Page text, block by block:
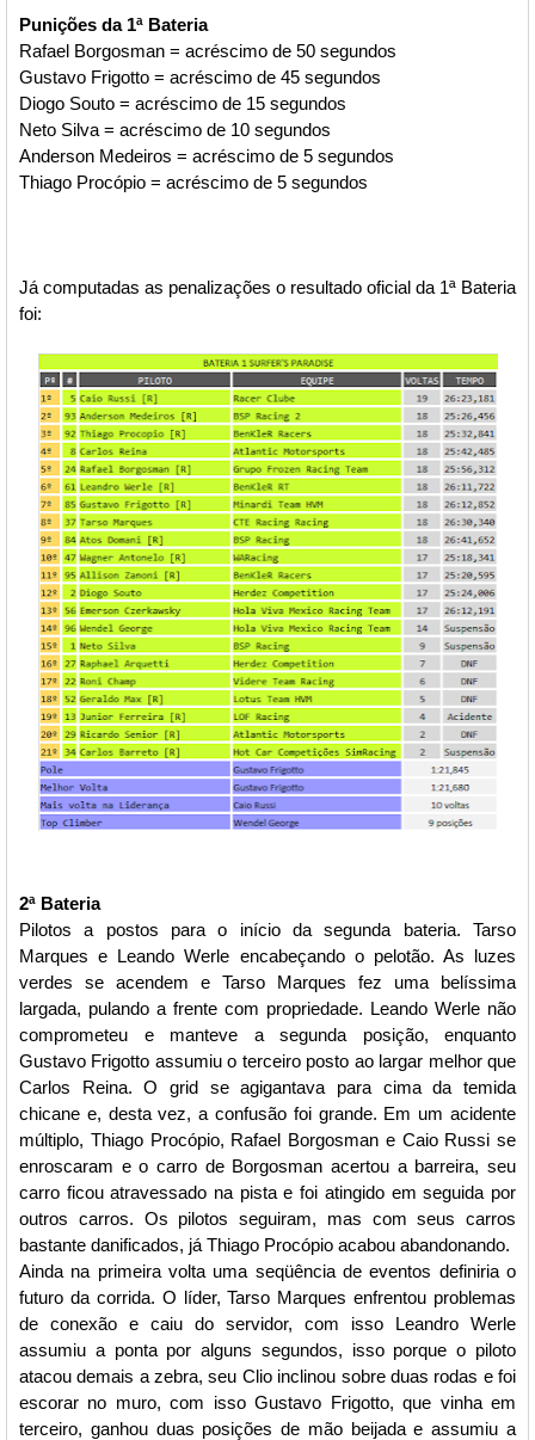
Punições da 1ª Bateria
Rafael Borgosman = acréscimo de 50 segundos
Gustavo Frigotto = acréscimo de 45 segundos
Diogo Souto = acréscimo de 15 segundos
Neto Silva = acréscimo de 10 segundos
Anderson Medeiros = acréscimo de 5 segundos
Thiago Procópio = acréscimo de 5 segundos
Já computadas as penalizações o resultado oficial da 1ª Bateria
foi:
2ª Bateria
Pilotos a postos para o início da segunda bateria. Tarso
Marques e Leando Werle encabeçando o pelotão. As luzes
verdes se acendem e Tarso Marques fez uma belíssima
largada, pulando a frente com propriedade. Leando Werle não
comprometeu e manteve a segunda posição, enquanto
Gustavo Frigotto assumiu o terceiro posto ao largar melhor que
Carlos Reina. O grid se agigantava para cima da temida
chicane e, desta vez, a confusão foi grande. Em um acidente
múltiplo, Thiago Procópio, Rafael Borgosman e Caio Russi se
enroscaram e o carro de Borgosman acertou a barreira, seu
carro ficou atravessado na pista e foi atingido em seguida por
outros carros. Os pilotos seguiram, mas com seus carros
bastante danificados, já Thiago Procópio acabou abandonando.
Ainda na primeira volta uma seqüência de eventos definiria o
futuro da corrida. O líder, Tarso Marques enfrentou problemas
de conexão e caiu do servidor, com isso Leandro Werle
assumiu a ponta por alguns segundos, isso porque o piloto
atacou demais a zebra, seu Clio inclinou sobre duas rodas e foi
escorar no muro, com isso Gustavo Frigotto, que vinha em
terceiro, ganhou duas posições de mão beijada e assumiu a